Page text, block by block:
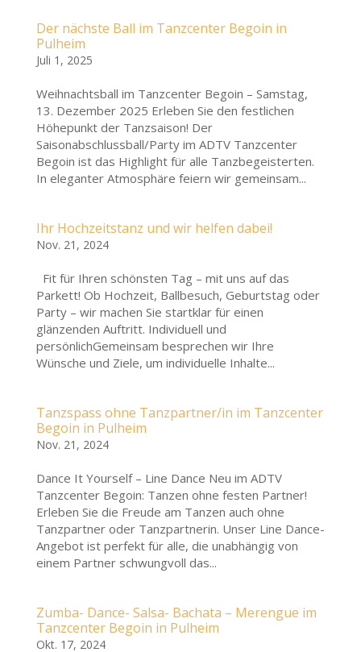
Der nächste Ball im Tanzcenter Begoin in
Pulheim
Juli 1, 2025
Weihnachtsball im Tanzcenter Begoin – Samstag,
13. Dezember 2025 Erleben Sie den festlichen
Höhepunkt der Tanzsaison! Der
Saisonabschlussball/Party im ADTV Tanzcenter
Begoin ist das Highlight für alle Tanzbegeisterten.
In eleganter Atmosphäre feiern wir gemeinsam...
Ihr Hochzeitstanz und wir helfen dabei!
Nov. 21, 2024
Fit für Ihren schönsten Tag – mit uns auf das
Parkett! Ob Hochzeit, Ballbesuch, Geburtstag oder
Party – wir machen Sie startklar für einen
glänzenden Auftritt. Individuell und
persönlichGemeinsam besprechen wir Ihre
Wünsche und Ziele, um individuelle Inhalte...
Tanzspass ohne Tanzpartner/in im Tanzcenter
Begoin in Pulheim
Nov. 21, 2024
Dance It Yourself – Line Dance Neu im ADTV
Tanzcenter Begoin: Tanzen ohne festen Partner!
Erleben Sie die Freude am Tanzen auch ohne
Tanzpartner oder Tanzpartnerin. Unser Line Dance-
Angebot ist perfekt für alle, die unabhängig von
einem Partner schwungvoll das...
Zumba- Dance- Salsa- Bachata – Merengue im
Tanzcenter Begoin in Pulheim
Okt. 17, 2024